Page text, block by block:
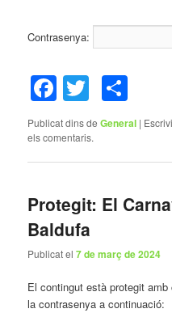
Contrasenya:
Facebook
Twitter
Publicat dins de General |
els comentaris.
Protegit: El
Baldufa
Publicat el7 de març de 2024
El contingut està protegit
la contrasenya a continuació: